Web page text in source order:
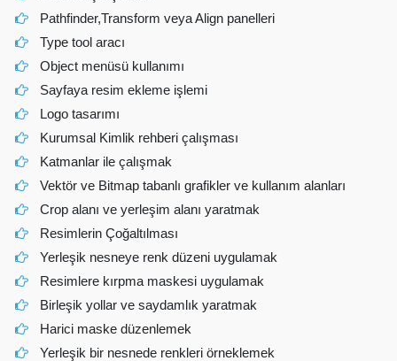
Pathfinder,Transform veya Align panelleri
Type tool aracı
Object menüsü kullanımı
Sayfaya resim ekleme işlemi
Logo tasarımı
Kurumsal Kimlik rehberi çalışması
Katmanlar ile çalışmak
Vektör ve Bitmap tabanlı grafikler ve kullanım alanları
Crop alanı ve yerleşim alanı yaratmak
Resimlerin Çoğaltılması
Yerleşik nesneye renk düzeni uygulamak
Resimlere kırpma maskesi uygulamak
Birleşik yollar ve saydamlık yaratmak
Harici maske düzenlemek
Yerleşik bir nesnede renkleri örneklemek